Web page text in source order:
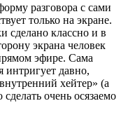
разговора с сами
только на экране.
сделано классно и в
экрана человек
эфире. Сама
интригует давно,
хейтер» (а
очень осязаемо